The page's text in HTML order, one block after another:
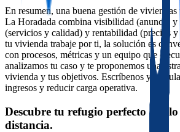
En resumen, una buena gestión de
La Horadada combina visibilidad (anuncio y
(servicios y calidad) y rentabilidad (precios
tu vivienda trabaje por ti, la solución es
con procesos, métricas y un equipo que
analizamos tu caso y te proponemos una
vivienda y tus objetivos. Escríbenos y
ingresos y reducir carga operativa.
Descubre tu refugio perfecto a
distancia.